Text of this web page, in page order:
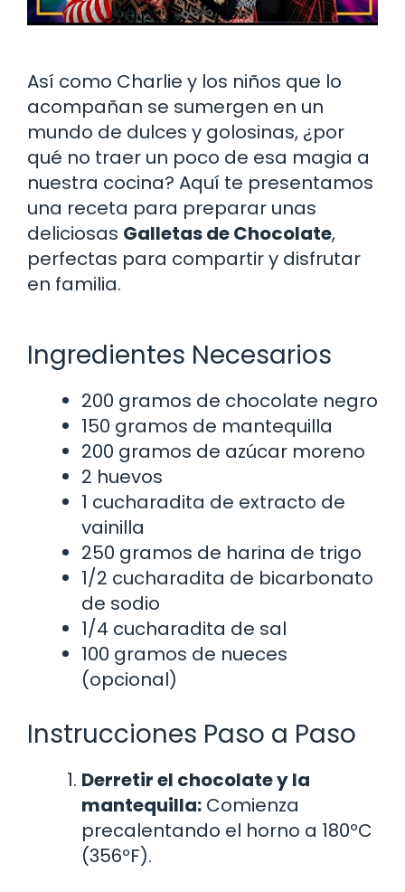
Así como Charlie y los niños que lo
acompañan se sumergen en un
mundo de dulces y golosinas, ¿por
qué no traer un poco de esa magia a
nuestra cocina? Aquí te presentamos
una receta para preparar unas
deliciosas Galletas de Chocolate,
perfectas para compartir y disfrutar
en familia.
Ingredientes Necesarios
200 gramos de chocolate negro
150 gramos de mantequilla
200 gramos de azúcar moreno
2 huevos
1 cucharadita de extracto de
vainilla
250 gramos de harina de trigo
1/2 cucharadita de bicarbonato
de sodio
1/4 cucharadita de sal
100 gramos de nueces
(opcional)
Instrucciones Paso a Paso
Derretir el chocolate y la
mantequilla: Comienza
precalentando el horno a 180ºC
(356ºF).